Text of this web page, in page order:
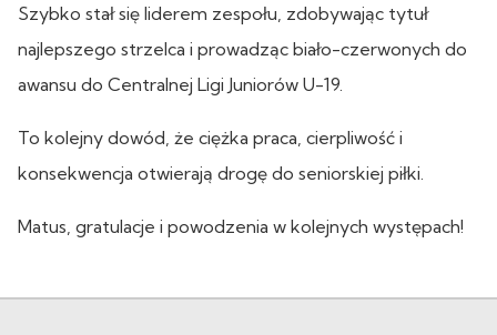
Szybko stał się liderem zespołu, zdobywając tytuł
najlepszego strzelca i prowadząc biało-czerwonych do
awansu do Centralnej Ligi Juniorów U-19.
To kolejny dowód, że ciężka praca, cierpliwość i
konsekwencja otwierają drogę do seniorskiej piłki.
Matus, gratulacje i powodzenia w kolejnych występach!